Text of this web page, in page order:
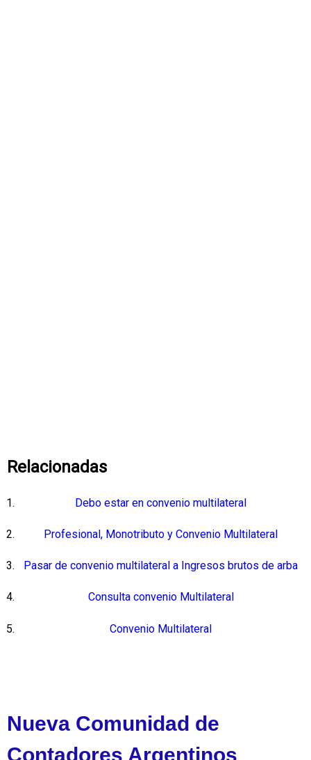
Relacionadas
Debo estar en convenio multilateral
Profesional, Monotributo y Convenio Multilateral
Pasar de convenio multilateral a Ingresos brutos de arba
Consulta convenio Multilateral
Convenio Multilateral
Nueva Comunidad de
Contadores Argentinos